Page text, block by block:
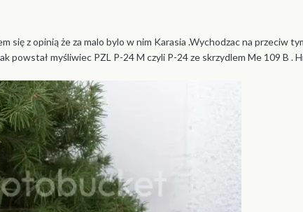
się z opinią że za malo bylo w nim Karasia .Wychodzac na przeciw
powstał myśliwiec PZL P-24 M czyli P-24 ze skrzydlem Me 109 B